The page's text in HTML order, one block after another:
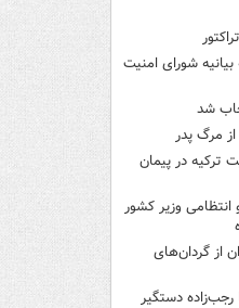
شورای امنیت
شد
مرگ پدر
ترکیه در پیمان
وزیر کشور
از گردان‌های
دستگیر